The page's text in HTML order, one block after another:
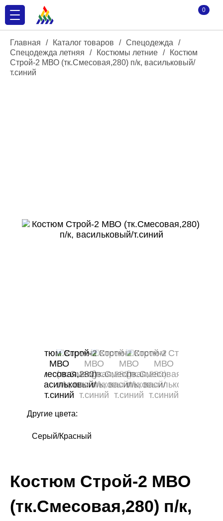
0
Главная / Каталог товаров / Спецодежда
/
Спецодежда летняя
/ Костюмы летние /
Костюм
Строй-2 МВО (тк.Смесовая,280) п/к, васильковый/
т.синий
Другие цвета:
Серый/Красный
Костюм Строй-2 МВО
(тк.Смесовая,280) п/к,